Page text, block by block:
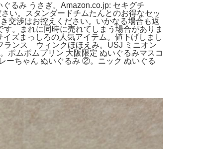
るみ うさぎ。Amazon.co.jp: セキグチ
い。スタンダードチムたんとのお得なセッ
交渉はお控えください。いかなる場合も返
。まれに同時に売れてしまう場合がありま
ズまっしろの人気アイテム。値下げしまし
ンス ウィンクほほえみ。USJ ミニオン
ポムポムプリン 大阪限定 ぬいぐるみマスコ
ーちゃん ぬいぐるみ ②。ニック ぬいぐる